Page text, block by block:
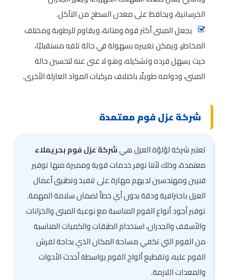
الخرسانية، ويحافظ على معدن السطح من التآكل.
يجعل المبنى أكثر قوة ومتانة، ويقاوم للرطوبة ومختلف
المخاطر، ويمكن تغييره بسهولة في حالة تلفه مستقبليًا،
حيث يسهل فرده وتشكيله، وهو لا غنى عنه لتحسين حالة
المبنى، ودوامه طويلًا باختلاف مركبات المواد العازلة الأخرى.
شركة عزل فوم معتمدة
تعتبر شركة لؤلؤة العزل هيشركة عزل فوم بحريملاء
معتمدة، وذلك لأننا نوفر خدمات قوية ومميزة منها توفير
فنيين ومهندسين لديهم مهارة على تنفيذ وتطبيق أعمال
العزل باحترافية ودقة بدون أي خطأ لضمان سلامة المهمة.
توفير أجود أنواع الفوم المناسبة مع نوعية المبنى والخزانات
والأسقف والجدران، استخدام الطبقات والكميات المناسبة
من الفوم التي تكفي مساحة المكان الذي بحاجة لفرش
الفوم عليه، وتقطيع ألواح الفوم بواسطة أحدث الأدوات
والمعدات اللازمة.